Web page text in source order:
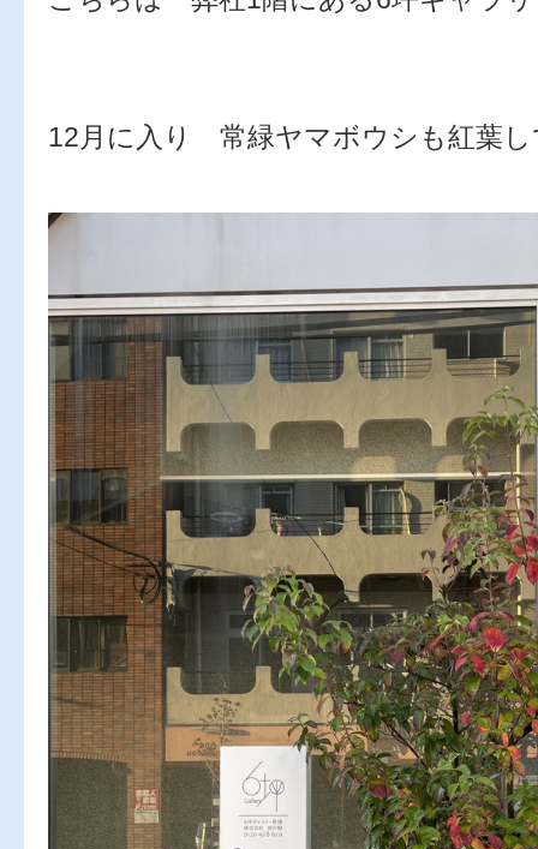
12月に入り 常緑ヤマボウシも紅葉